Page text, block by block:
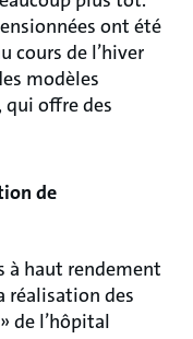
ont été
cours de l’hiver
modèles
qui offre des
de
à haut rendement
réalisation des
de l’hôpital